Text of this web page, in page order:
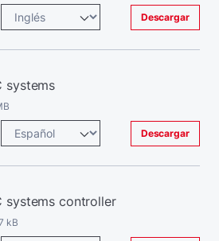
Descargar
systems
Descargar
systems controller
kB